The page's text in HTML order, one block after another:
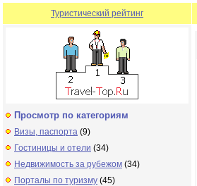
Туристический рейтинг
Просмотр по категориям
Визы, паспорта (9)
Гостиницы и отели (34)
Недвижимость за рубежом (34)
Порталы по туризму (45)